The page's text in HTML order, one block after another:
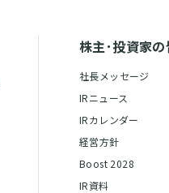
株主･投資家
社長メッセージ
IRニュース
IRカレンダー
経営方針
Boost 2028
IR資料